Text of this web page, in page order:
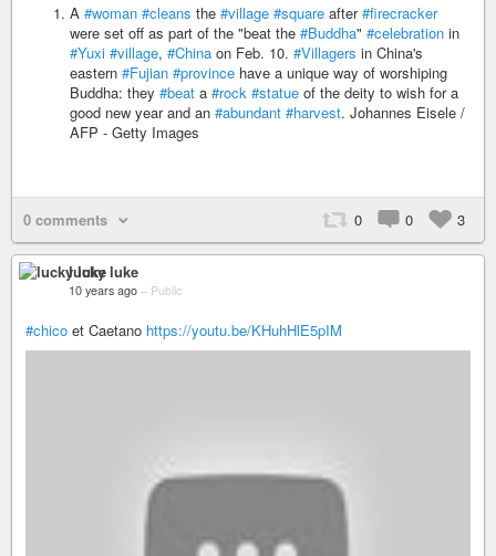
A #woman #cleans the #village #square after#firecracker
were set off as part of the "beat the #Buddha" #celebration in
#Yuxi #village, #China on Feb. 10. #Villagers in China's
eastern #Fujian #province have a unique way of worshiping
Buddha: they #beat a #rock #statue of the deity to wish for a
good new year and an #abundant #harvest. Johannes Eisele /
AFP - Getty Images
0 comments 0 0 3
lucky luke
10 years ago – Public
#chico et Caetano https://youtu.be/KHuhHlE5pIM